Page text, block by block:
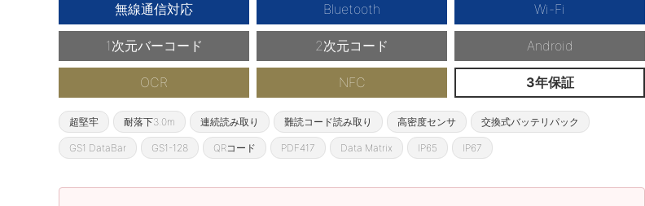
無線通信対応 Bluetooth Wi-Fi
1次元バーコード 2次元コード Android
OCR NFC 3年保証
超堅牢 耐落下3.0m 連続読み取り 難読コード読み取り 高密度センサ 交換式バッテリパック
GS1 DataBar GS1-128 QRコード PDF417 Data Matrix IP65 IP67